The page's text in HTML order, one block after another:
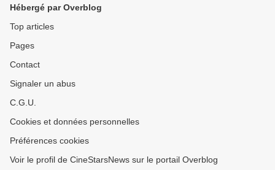
Hébergé par Overblog
Top articles
Pages
Contact
Signaler un abus
C.G.U.
Cookies et données personnelles
Préférences cookies
Voir le profil de CineStarsNews sur le portail Overblog